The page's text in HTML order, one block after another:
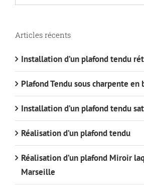
Articles récents
Installation d’un plafond tendu
Plafond Tendu sous charpente en
Installation d’un plafond tendu
Réalisation d’un plafond tendu
Réalisation d’un plafond Miroir
Marseille